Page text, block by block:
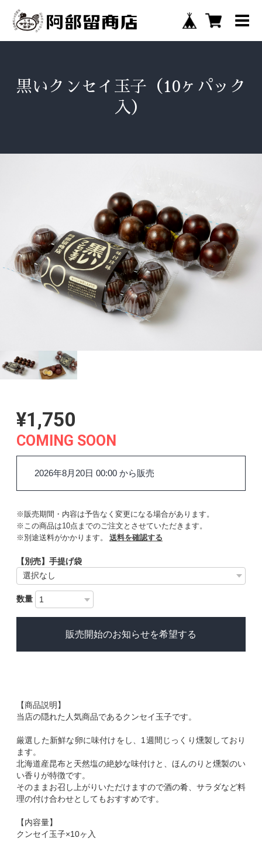
黒いクンセイ玉子（10ヶパック
入）
¥1,750
COMING SOON
2026年8月20日 00:00 から販売
※販売期間・内容は予告なく変更になる場合があります。
※この商品は10点までのご注文とさせていただきます。
※別途送料がかかります。
送料を確認する
【別売】手提げ袋
数量
販売開始のお知らせを希望する
【商品説明】
当店の隠れた人気商品であるクンセイ玉子です。
厳選した新鮮な卵に味付けをし、1週間じっくり燻製しており
ます。
北海道産昆布と天然塩の絶妙な味付けと、ほんのりと燻製のい
い香りが特徴です。
そのままお召し上がりいただけますので酒の肴、サラダなど料
理の付け合わせとしてもおすすめです。
【内容量】
クンセイ玉子×10ヶ入